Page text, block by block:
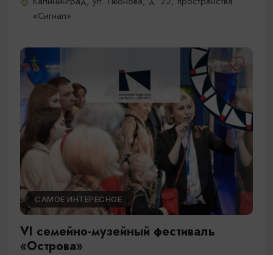
«Сигнал»
САМОЕ ИНТЕРЕСНОЕ
VI семейно-музейный фестиваль
«Острова»